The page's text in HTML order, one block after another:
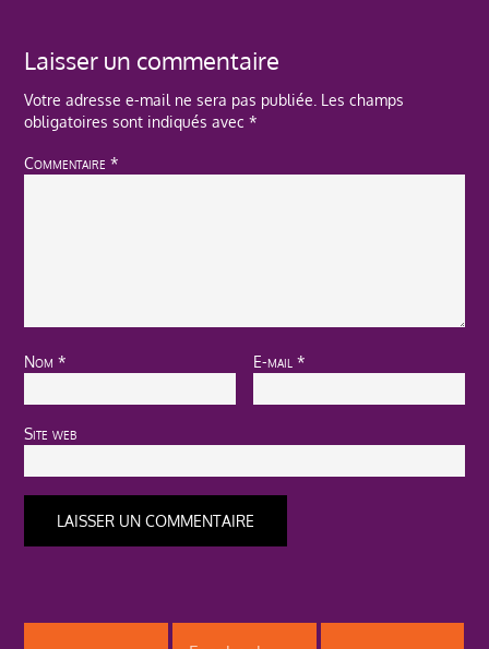
Laisser un commentaire
Votre adresse e-mail ne sera pas publiée. Les champs
obligatoires sont indiqués avec*
Commentaire*
Nom* E-mail*
Site web